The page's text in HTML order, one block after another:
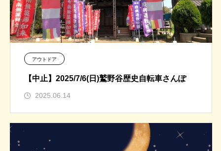
アウトドア
【中止】2025/7/6(日)鷲野谷歴史自転車さんぽ
2025.06.14